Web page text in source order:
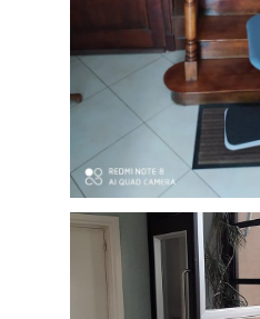
Fauteuil monte
mesure, installé sur
bois chez un
(Tarn, département